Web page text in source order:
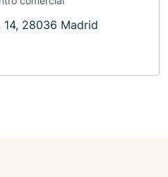
14, 28036 Madrid